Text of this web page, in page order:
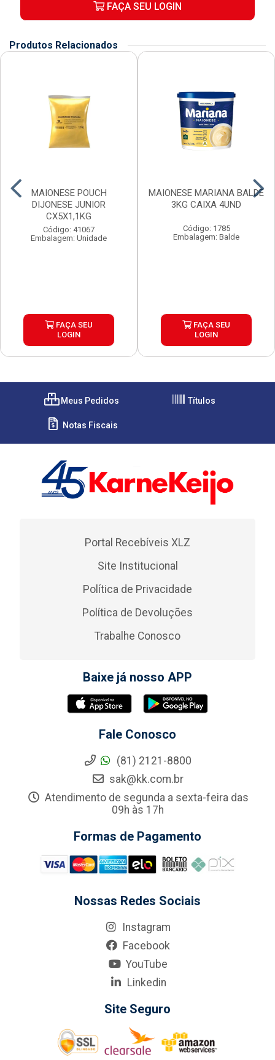
FAÇA SEU LOGIN
Produtos Relacionados
MAIONESE POUCH
DIJONESE JUNIOR
CX5X1,1KG
Código: 41067
Embalagem: Unidade
FAÇA SEU
LOGIN
MAIONESE MARIANA BALDE
3KG CAIXA 4UND
Código: 1785
Embalagem: Balde
FAÇA SEU
LOGIN
Meus Pedidos Títulos
Notas Fiscais
Portal Recebíveis XLZ
Site Institucional
Política de Privacidade
Política de Devoluções
Trabalhe Conosco
Baixe já nosso APP
Fale Conosco
(81) 2121-8800
sak@kk.com.br
Atendimento de segunda a sexta-feira das
09h às 17h
Formas de Pagamento
Nossas Redes Sociais
Instagram
Facebook
YouTube
Linkedin
Site Seguro